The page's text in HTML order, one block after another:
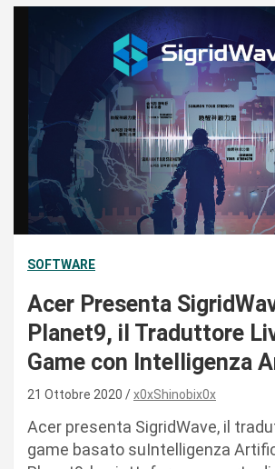
SOFTWARE
Acer Presenta
Planet9, il Traduttore
Game con Intelligenza
21 Ottobre 2020 x0xShinobix0x
Acer presenta SigridWave, il
game basato suIntelligenza